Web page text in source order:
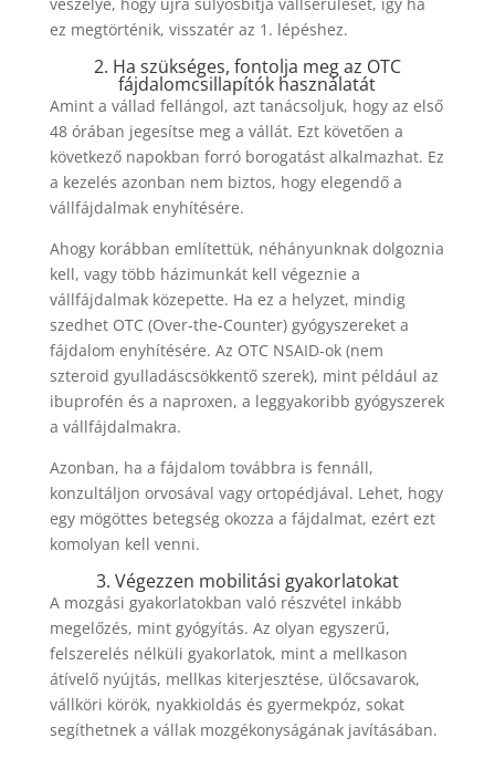
ez megtörténik, visszatér az 1. lépéshez.
2. Ha szükséges, fontolja meg az OTC
fájdalomcsillapítók használatát
Amint a vállad fellángol, azt tanácsoljuk, hogy az első
48 órában jegesítse meg a vállát. Ezt követően a
következő napokban forró borogatást alkalmazhat. Ez
a kezelés azonban nem biztos, hogy elegendő a
vállfájdalmak enyhítésére.
Ahogy korábban említettük, néhányunknak dolgoznia
kell, vagy több házimunkát kell végeznie a
vállfájdalmak közepette. Ha ez a helyzet, mindig
szedhet OTC (Over-the-Counter) gyógyszereket a
fájdalom enyhítésére. Az OTC NSAID-ok (nem
szteroid gyulladáscsökkentő szerek), mint például az
ibuprofén és a naproxen, a leggyakoribb gyógyszerek
a vállfájdalmakra.
Azonban, ha a fájdalom továbbra is fennáll,
konzultáljon orvosával vagy ortopédjával. Lehet, hogy
egy mögöttes betegség okozza a fájdalmat, ezért ezt
komolyan kell venni.
3. Végezzen mobilitási gyakorlatokat
A mozgási gyakorlatokban való részvétel inkább
megelőzés, mint gyógyítás. Az olyan egyszerű,
felszerelés nélküli gyakorlatok, mint a mellkason
átívelő nyújtás, mellkas kiterjesztése, ülőcsavarok,
vállköri körök, nyakkioldás és gyermekpóz, sokat
segíthetnek a vállak mozgékonyságának javításában.